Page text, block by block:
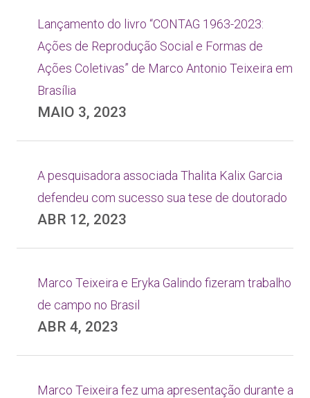
Lançamento do livro “CONTAG 1963-2023:
Ações de Reprodução Social e Formas de
Ações Coletivas” de Marco Antonio Teixeira em
Brasília
MAIO 3, 2023
A pesquisadora associada Thalita Kalix Garcia
defendeu com sucesso sua tese de doutorado
ABR 12, 2023
Marco Teixeira e Eryka Galindo fizeram trabalho
de campo no Brasil
ABR 4, 2023
Marco Teixeira fez uma apresentação durante a